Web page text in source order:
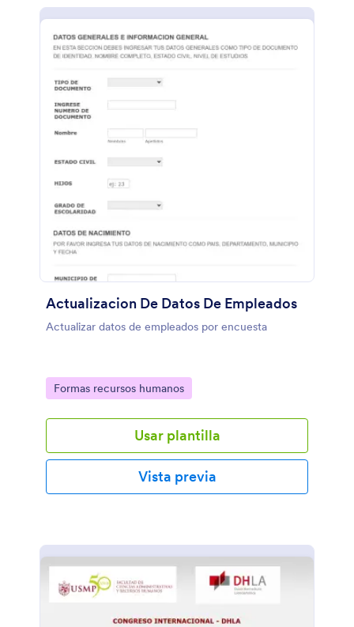
Actualizacion De Datos De Empleados
Actualizar datos de empleados por encuesta
Go to Category:
Formas recursos humanos
Usar plantilla
Vista previa